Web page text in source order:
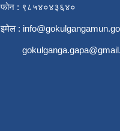
फोन : ९८५४०४३६४०
इमेल :